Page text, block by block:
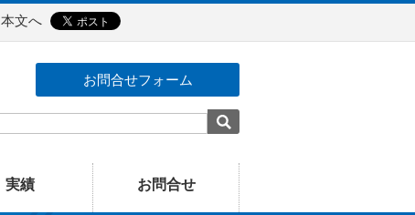
本文へ
お問合せフォーム
実績 お問合せ